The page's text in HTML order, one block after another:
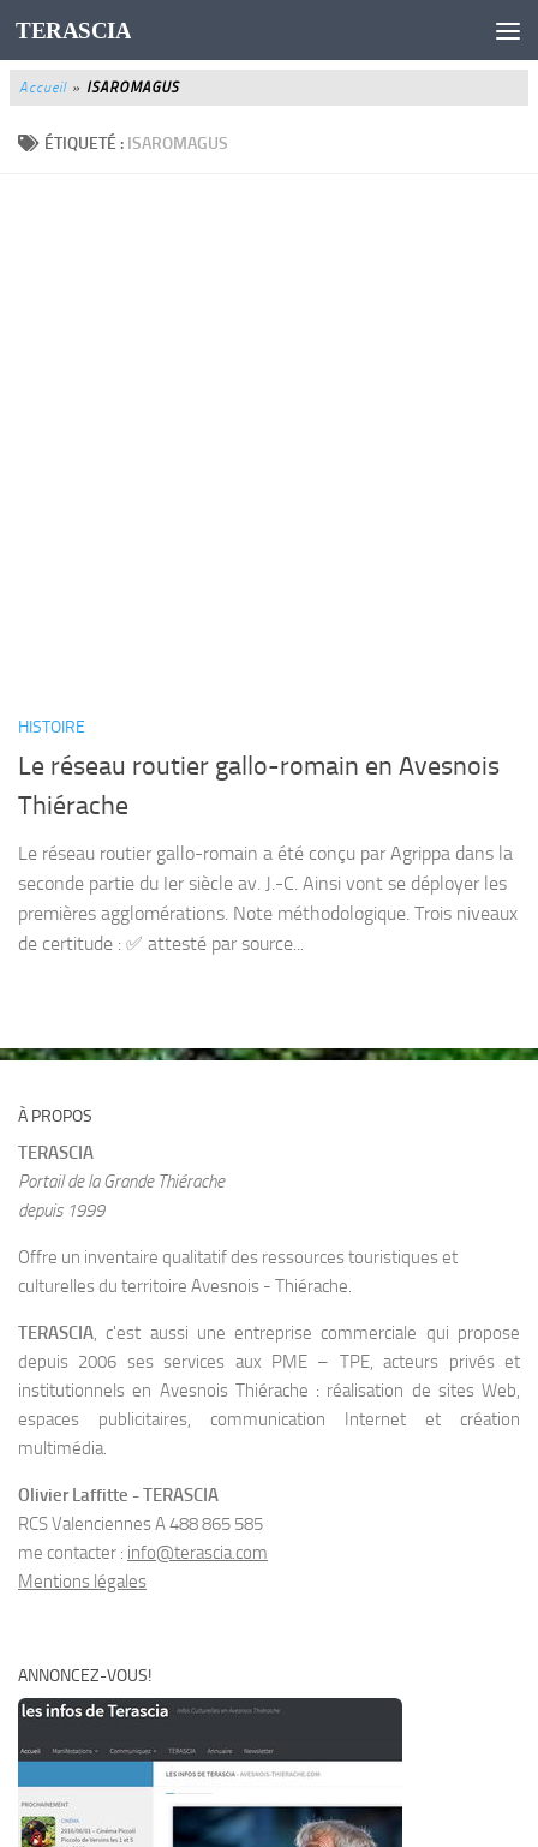
Au dessous du contenu
TERASCIA
Accueil» ISAROMAGUS
ÉTIQUETÉ : ISAROMAGUS
HISTOIRE
Le réseau routier gallo-romain en Avesnois
Thiérache
Le réseau routier gallo-romain a été conçu par Agrippa dans la
seconde partie du Ier siècle av. J.-C. Ainsi vont se déployer les
premières agglomérations. Note méthodologique. Trois niveaux
de certitude : ✅ attesté par source...
À PROPOS
TERASCIA
Portail de la Grande Thiérache
depuis 1999
Offre un inventaire qualitatif des ressources touristiques et
culturelles du territoire Avesnois - Thiérache.
TERASCIA, c'est aussi une entreprise commerciale qui propose
depuis 2006 ses services aux PME – TPE, acteurs privés et
institutionnels en Avesnois Thiérache : réalisation de sites Web,
espaces publicitaires, communication Internet et création
multimédia.
Olivier Laffitte - TERASCIA
RCS Valenciennes A 488 865 585
me contacter : info@terascia.com
Mentions légales
ANNONCEZ-VOUS!